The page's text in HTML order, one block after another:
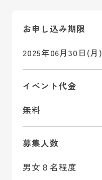
お申し込み期限
2025年06月30日(月)
イベント代金
無料
募集人数
男女８名程度